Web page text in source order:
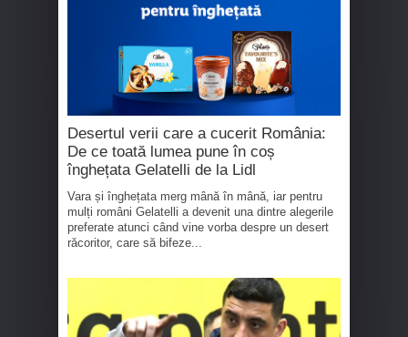
Desertul verii care a cucerit România:
De ce toată lumea pune în coș
înghețata Gelatelli de la Lidl
Vara și înghețata merg mână în mână, iar pentru
mulți români Gelatelli a devenit una dintre alegerile
preferate atunci când vine vorba despre un desert
răcoritor, care să bifeze...